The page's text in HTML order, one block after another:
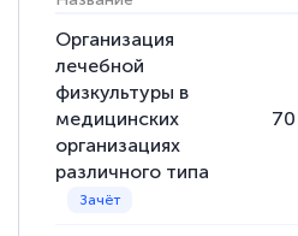
Светлана К
Знаток города 7 уровня
10 марта 2026
Оставила заявку на
быстро ответили,
Организация
лечебной
физкультуры в
медицинских
организациях
различного типа
70